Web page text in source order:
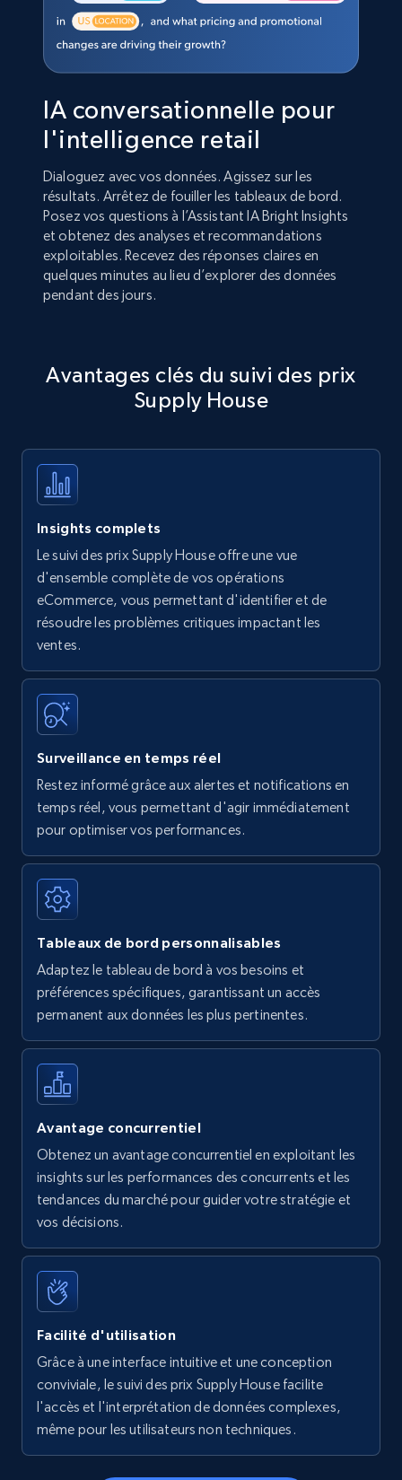
IA conversationnelle pour
l'intelligence retail
Dialoguez avec vos données. Agissez sur les
résultats. Arrêtez de fouiller les tableaux de bord.
Posez vos questions à l’Assistant IA Bright Insights
et obtenez des analyses et recommandations
exploitables. Recevez des réponses claires en
quelques minutes au lieu d’explorer des données
pendant des jours.
Avantages clés du suivi des prix
Supply House
Insights complets
Le suivi des prix Supply House offre une vue
d'ensemble complète de vos opérations
eCommerce, vous permettant d'identifier et de
résoudre les problèmes critiques impactant les
ventes.
Surveillance en temps réel
Restez informé grâce aux alertes et notifications en
temps réel, vous permettant d'agir immédiatement
pour optimiser vos performances.
Tableaux de bord personnalisables
Adaptez le tableau de bord à vos besoins et
préférences spécifiques, garantissant un accès
permanent aux données les plus pertinentes.
Avantage concurrentiel
Obtenez un avantage concurrentiel en exploitant les
insights sur les performances des concurrents et les
tendances du marché pour guider votre stratégie et
vos décisions.
Facilité d'utilisation
Grâce à une interface intuitive et une conception
conviviale, le suivi des prix Supply House facilite
l'accès et l'interprétation de données complexes,
même pour les utilisateurs non techniques.